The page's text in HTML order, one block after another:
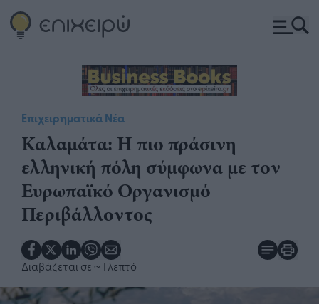
Επιχειρηματικά Νέα
Καλαμάτα: Η πιο πράσινη
ελληνική πόλη σύμφωνα με τον
Ευρωπαϊκό Οργανισμό
Περιβάλλοντος ​
Διαβάζεται σε ~ 1 λεπτό